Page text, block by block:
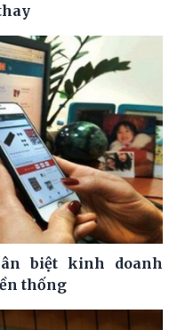
biệt kinh doanh
thống